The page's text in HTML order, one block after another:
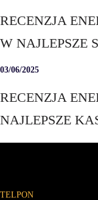
RECENZJA
W NAJLEPSZE
03/06/2025
RECENZJA
NAJLEPSZE
TELPON